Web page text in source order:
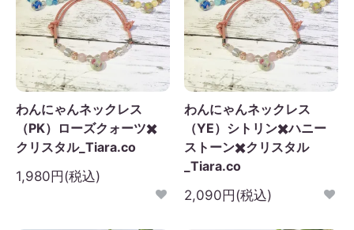
わんにゃんネックレス
（PK）ローズクォーツ✖️
クリスタル_Tiara.co
1,980円(税込)
わんにゃんネックレス
（YE）シトリン✖️ハニー
ストーン✖️クリスタル
_Tiara.co
2,090円(税込)